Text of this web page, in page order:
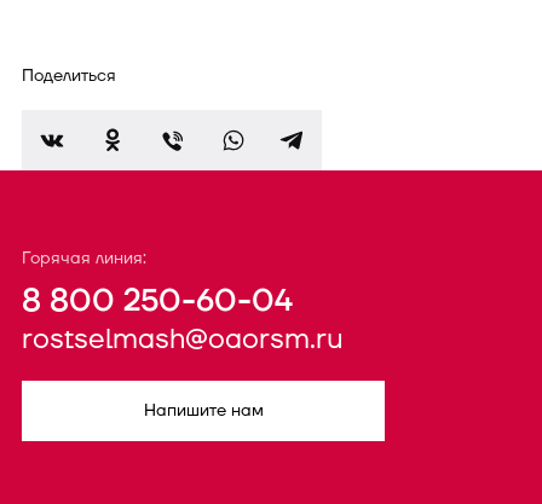
Поделиться
Горячая линия:
8 800 250-60-04
rostselmash@oaorsm.ru
Напишите нам